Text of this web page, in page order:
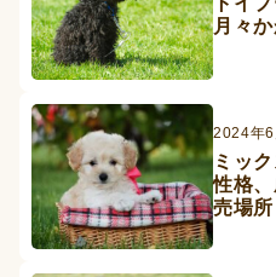
月々
2024年6
ミッ
性格
売場所